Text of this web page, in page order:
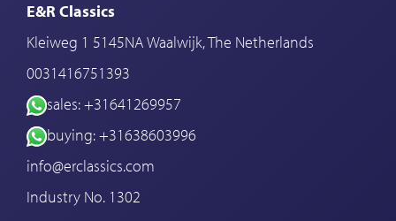
E&R Classics
Kleiweg 1 5145NA Waalwijk, The Netherlands
0031416751393
sales: +31641269957
buying: +31638603996
info@erclassics.com
Industry No. 1302